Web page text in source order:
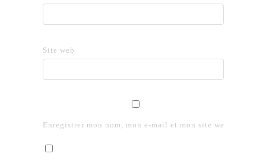
Site web
Enregistrer mon nom, mon e-mail et mon site web dans le